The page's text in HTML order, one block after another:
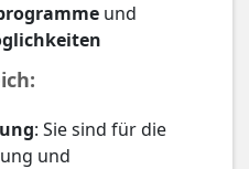
und
: Sie sind für die
und